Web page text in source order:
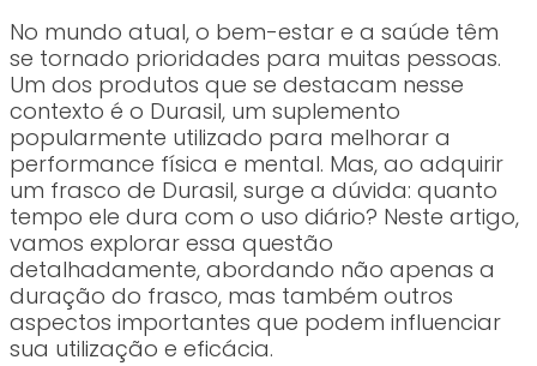
No mundo atual, o bem-estar e a saúde têm
se tornado prioridades para muitas pessoas.
Um dos produtos que se destacam nesse
contexto é o Durasil, um suplemento
popularmente utilizado para melhorar a
performance física e mental. Mas, ao adquirir
um frasco de Durasil, surge a dúvida: quanto
tempo ele dura com o uso diário? Neste artigo,
vamos explorar essa questão
detalhadamente, abordando não apenas a
duração do frasco, mas também outros
aspectos importantes que podem influenciar
sua utilização e eficácia.